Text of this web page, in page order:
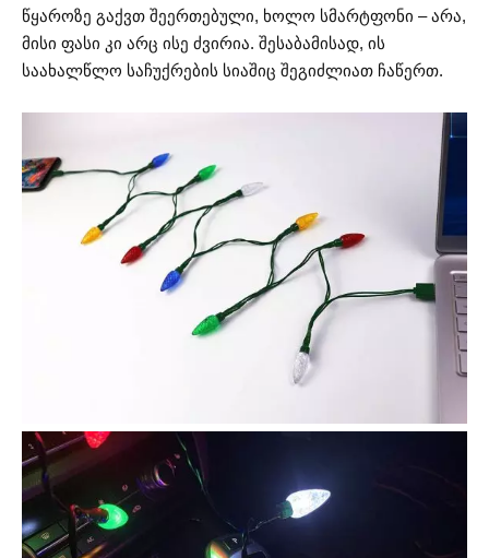
წყაროზე გაქვთ შეერთებული, ხოლო სმარტფონი – არა,
მისი ფასი კი არც ისე ძვირია. შესაბამისად, ის
საახალწლო საჩუქრების სიაშიც შეგიძლიათ ჩაწერთ.